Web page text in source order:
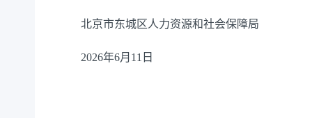
北京市东城区人力资源和社会保障局
2026年6月11日